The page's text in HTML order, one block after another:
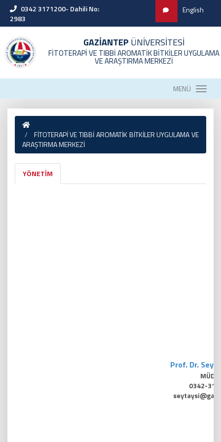
0342 3171200- Dahili No:
2983
English
GAZİANTEP ÜNİVERSİTESİ
FİTOTERAPİ VE TIBBİ AROMATİK BİTKİLER UYGULAMA
VE ARAŞTIRMA MERKEZİ
MENÜ
FİTOTERAPİ VE TIBBİ AROMATİK BİTKİLER UYGULAMA VE
ARAŞTIRMA MERKEZİ
YÖNETİM
Prof. Dr.
0342-